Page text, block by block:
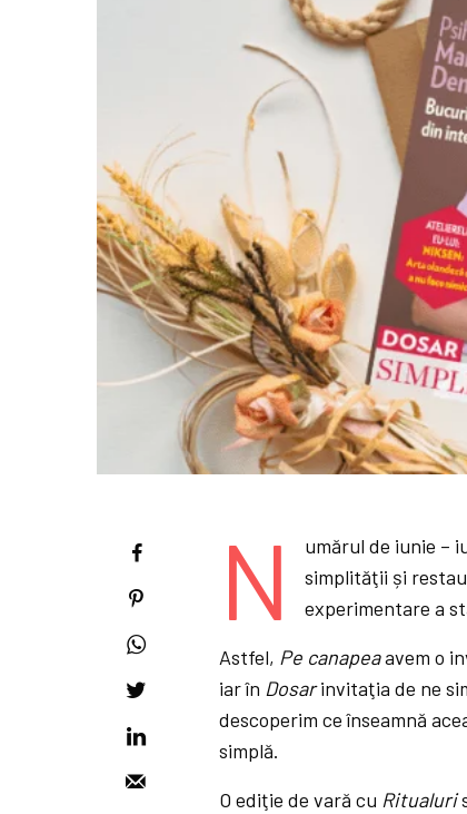
N umărul de iunie –
simplităţii și
experimentare a
Astfel, Pe canapeaavem o
iar în Dosarinvitaţia de ne
descoperim ce înseamnă
simplă.
O ediţie de vară cu Ritualuri